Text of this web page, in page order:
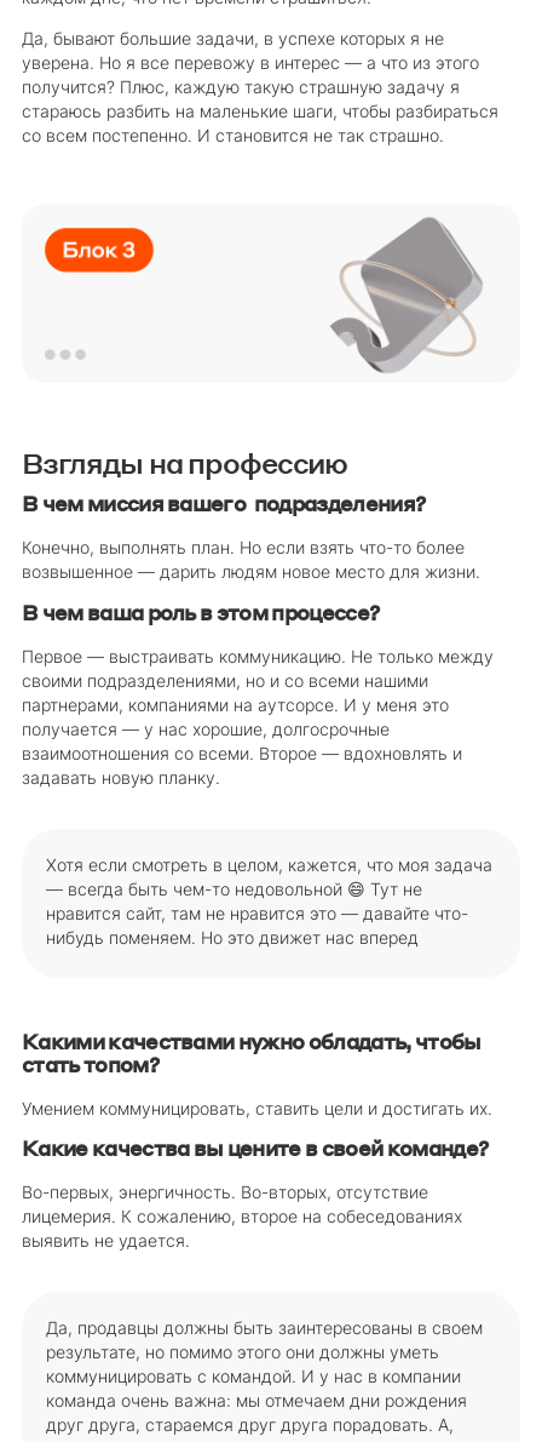
Да, бывают большие задачи, в успехе которых я не
уверена. Но я все перевожу в интерес — а что из этого
получится? Плюс, каждую такую страшную задачу я
стараюсь разбить на маленькие шаги, чтобы разбираться
со всем постепенно. И становится не так страшно.
Взгляды на профессию
В чем миссия вашего подразделения?
Конечно, выполнять план. Но если взять что-то более
возвышенное — дарить людям новое место для жизни.
В чем ваша роль в этом процессе?
Первое — выстраивать коммуникацию. Не только между
своими подразделениями, но и со всеми нашими
партнерами, компаниями на аутсорсе. И у меня это
получается — у нас хорошие, долгосрочные
взаимоотношения со всеми. Второе — вдохновлять и
задавать новую планку.
Хотя если смотреть в целом, кажется, что моя задача
— всегда быть чем-то недовольной 😄 Тут не
нравится сайт, там не нравится это — давайте что-
нибудь поменяем. Но это движет нас вперед
Какими качествами нужно обладать, чтобы
стать топом?
Умением коммуницировать, ставить цели и достигать их.
Какие качества вы цените в своей команде?
Во-первых, энергичность. Во-вторых, отсутствие
лицемерия. К сожалению, второе на собеседованиях
выявить не удается.
Да, продавцы должны быть заинтересованы в своем
результате, но помимо этого они должны уметь
коммуницировать с командой. И у нас в компании
команда очень важна: мы отмечаем дни рождения
друг друга, стараемся друг друга порадовать. А,